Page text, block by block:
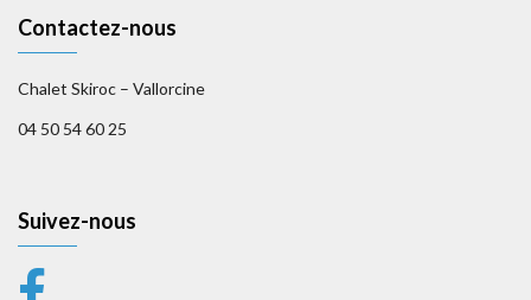
Contactez-nous
Chalet Skiroc – Vallorcine
04 50 54 60 25
Suivez-nous